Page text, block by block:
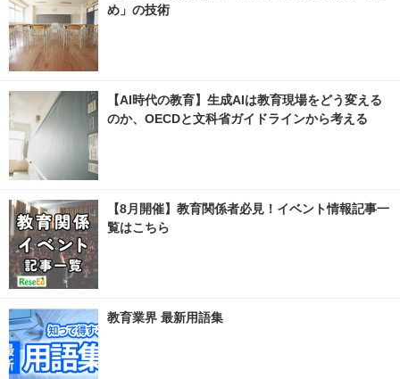
め」の技術
【AI時代の教育】生成AIは教育現場をどう変える
のか、OECDと文科省ガイドラインから考える
【8月開催】教育関係者必見！イベント情報記事一
覧はこちら
教育業界 最新用語集